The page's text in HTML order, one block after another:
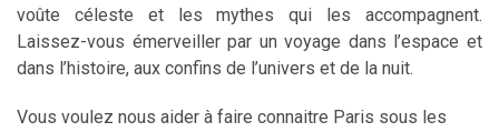
voûte céleste et les mythes qui les accompagnent.
Laissez-vous émerveiller par un voyage dans l’espace et
dans l’histoire, aux confins de l’univers et de la nuit.
Vous voulez nous aider à faire connaitre Paris sous les